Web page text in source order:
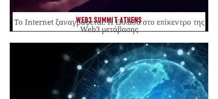
WEB3 SUMMIT ATHENS
Το Internet ξαναγράφεται. Η Ελλάδα στο επίκεντρο της
Web3 μετάβασης